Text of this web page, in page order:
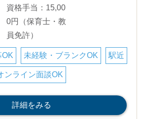
資格手当：15,00
0円（保育士・教
員免許）
OK 未経験・ブランクOK 駅近
ンライン面談OK
詳細をみる